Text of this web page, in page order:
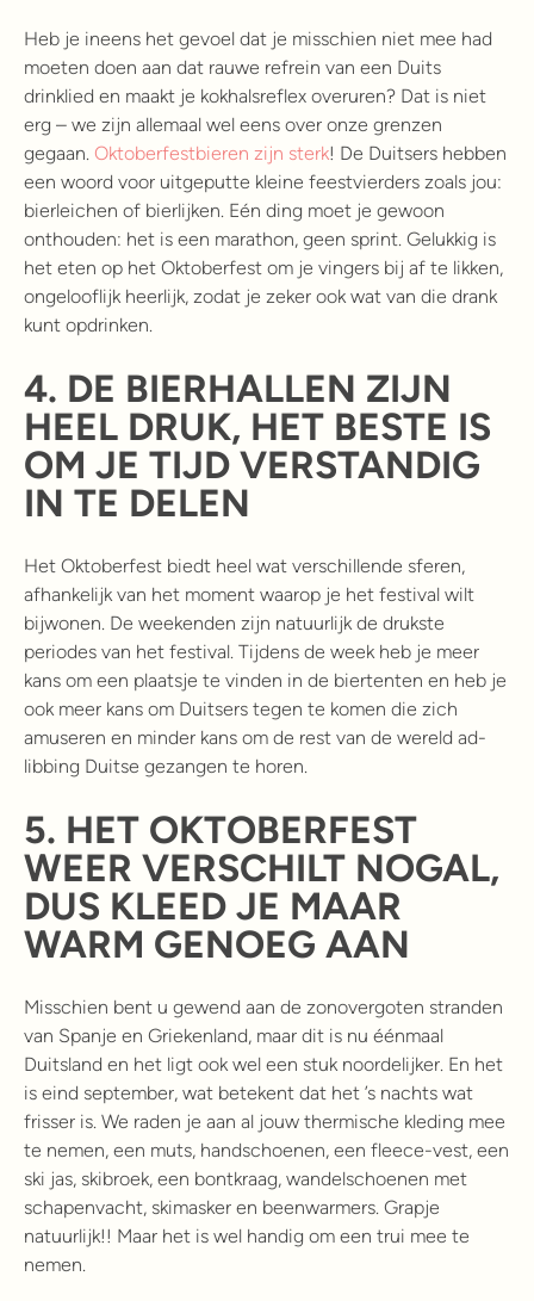
Heb je ineens het gevoel dat je misschien niet mee had
moeten doen aan dat rauwe refrein van een Duits
drinklied en maakt je kokhalsreflex overuren? Dat is niet
erg – we zijn allemaal wel eens over onze grenzen
gegaan. Oktoberfestbieren zijn sterk! De Duitsers hebben
een woord voor uitgeputte kleine feestvierders zoals jou:
bierleichen of bierlijken. Eén ding moet je gewoon
onthouden: het is een marathon, geen sprint. Gelukkig is
het eten op het Oktoberfest om je vingers bij af te likken,
ongelooflijk heerlijk, zodat je zeker ook wat van die drank
kunt opdrinken.
4. DE BIERHALLEN ZIJN
HEEL DRUK, HET BESTE IS
OM JE TIJD VERSTANDIG
IN TE DELEN
Het Oktoberfest biedt heel wat verschillende sferen,
afhankelijk van het moment waarop je het festival wilt
bijwonen. De weekenden zijn natuurlijk de drukste
periodes van het festival. Tijdens de week heb je meer
kans om een plaatsje te vinden in de biertenten en heb je
ook meer kans om Duitsers tegen te komen die zich
amuseren en minder kans om de rest van de wereld ad-
libbing Duitse gezangen te horen.
5. HET OKTOBERFEST
WEER VERSCHILT NOGAL,
DUS KLEED JE MAAR
WARM GENOEG AAN
Misschien bent u gewend aan de zonovergoten stranden
van Spanje en Griekenland, maar dit is nu éénmaal
Duitsland en het ligt ook wel een stuk noordelijker. En het
is eind september, wat betekent dat het ’s nachts wat
frisser is. We raden je aan al jouw thermische kleding mee
te nemen, een muts, handschoenen, een fleece-vest, een
ski jas, skibroek, een bontkraag, wandelschoenen met
schapenvacht, skimasker en beenwarmers. Grapje
natuurlijk!! Maar het is wel handig om een trui mee te
nemen.